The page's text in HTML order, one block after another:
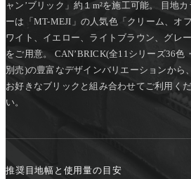
ャン’ブリック」約１m²を施工可能。 目地カ
ーは「MT-MEJI」の人気色「クリーム、オ
ワイト、イエロー、ライトブラウン、グレー
をご用意。 CAN’BRICK(全11シリーズ36色・
別売)の豊富なデザインバリエーションから、
お好きなブリックと組み合わせてご利用く
い。
推奨目地幅と使用量の目安